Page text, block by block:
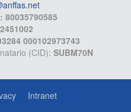
000102973743
(CID): SUBM70N
Intranet